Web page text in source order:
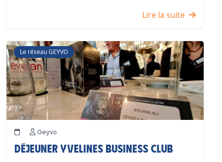
Lire la suite
Le réseau GEYVO
Geyvo
Déjeuner Yvelines Business Club